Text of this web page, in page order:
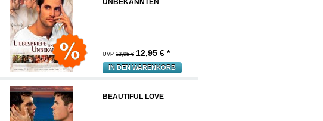
UNBEKANNTEN
UVP 13,95 € 12,95 € *
IN DEN WARENKORB
BEAUTIFUL LOVE